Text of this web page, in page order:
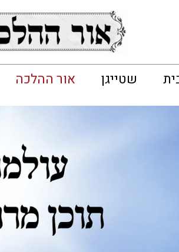
שטייגן אור ההלכה